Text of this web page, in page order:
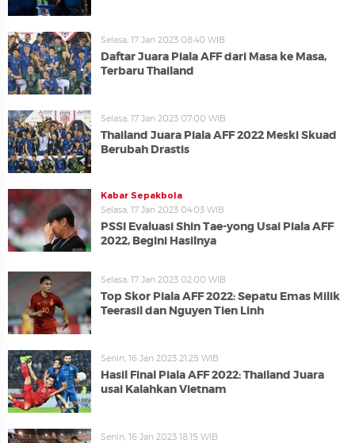
Selasa, 17 Jan 2023 08:40 WIB
Daftar Juara Piala AFF dari Masa ke Masa,
Terbaru Thailand
Selasa, 17 Jan 2023 07:00 WIB
Thailand Juara Piala AFF 2022 Meski Skuad
Berubah Drastis
Kabar Sepakbola
Selasa, 17 Jan 2023 04:03 WIB
PSSI Evaluasi Shin Tae-yong Usai Piala AFF
2022, Begini Hasilnya
Selasa, 17 Jan 2023 02:00 WIB
Top Skor Piala AFF 2022: Sepatu Emas Milik
Teerasil dan Nguyen Tien Linh
Senin, 16 Jan 2023 21:25 WIB
Hasil Final Piala AFF 2022: Thailand Juara
usai Kalahkan Vietnam
Senin, 16 Jan 2023 18:15 WIB